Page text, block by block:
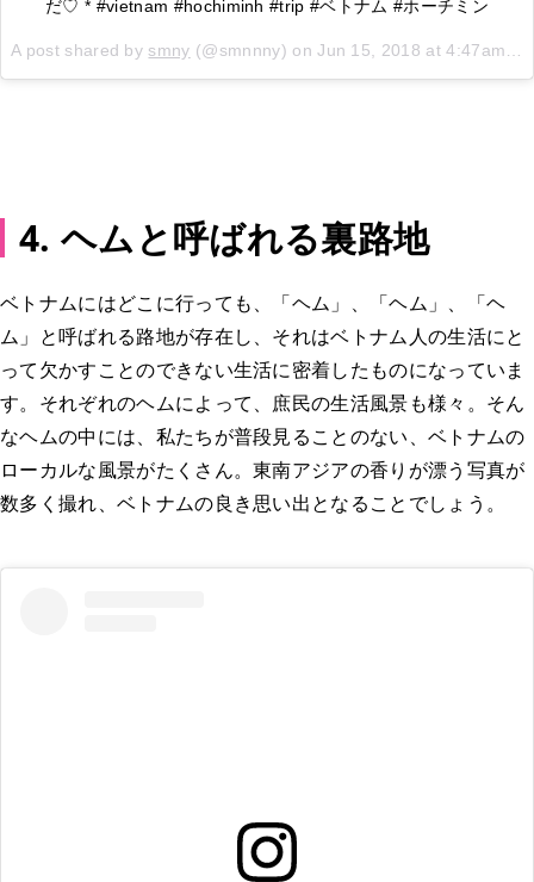
だ♡ * #vietnam #hochiminh #trip #ベトナム #ホーチミン
A post shared by smny (@smnnny) onJun 15, 2018 at 4:47am PDT
4. ヘムと呼ばれる裏路地
ベトナムにはどこに行っても、「ヘム」、「ヘム」、「ヘ
ム」と呼ばれる路地が存在し、それはベトナム人の生活にと
って欠かすことのできない生活に密着したものになっていま
す。それぞれのヘムによって、庶民の生活風景も様々。そん
なヘムの中には、私たちが普段見ることのない、ベトナムの
ローカルな風景がたくさん。東南アジアの香りが漂う写真が
数多く撮れ、ベトナムの良き思い出となることでしょう。